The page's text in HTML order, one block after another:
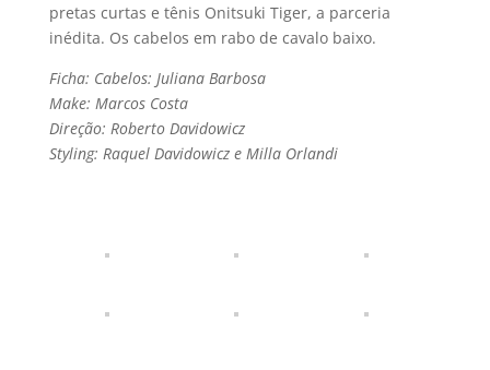
pretas curtas e tênis Onitsuki Tiger, a parceria
inédita. Os cabelos em rabo de cavalo baixo.
Ficha: Cabelos: Juliana Barbosa
Make: Marcos Costa
Direção: Roberto Davidowicz
Styling: Raquel Davidowicz e Milla Orlandi